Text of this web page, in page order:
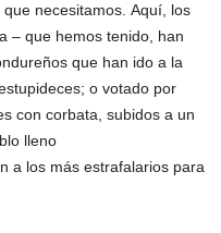
necesitamos. Aquí, los
– que hemos tenido, han
que han ido a la
o votado por
con corbata, subidos a un
lleno
a los más estrafalarios para